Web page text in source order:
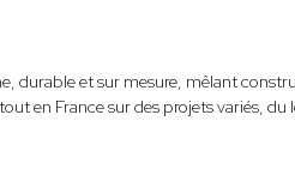
durable et sur mesure, mêlant
en France sur des projets variés,